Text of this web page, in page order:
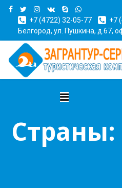
+7 (4722) 32-05-77 +7
Белгород, ул. Пушкина, д.67,